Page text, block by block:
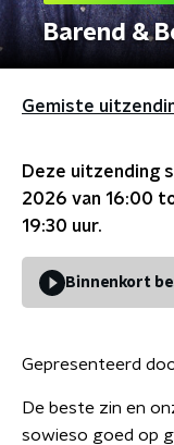
Barend &
Gemiste
Deze uitzending
2026 van 16:00
19:30 uur.
Binnenkort
Gepresenteerd
De beste zin en
sowieso goed op